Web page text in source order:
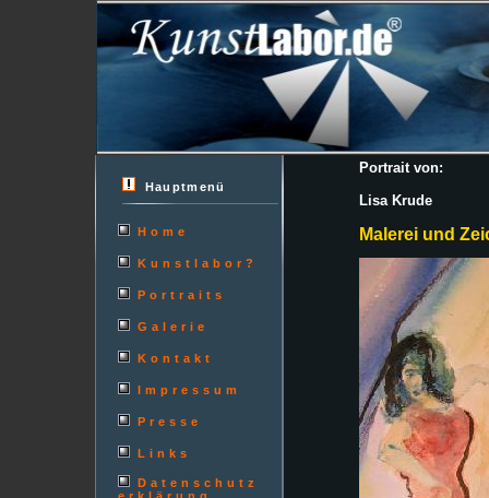
Hauptmenü
Home
Kunstlabor?
Portraits
Galerie
Kontakt
Impressum
Presse
Links
Datenschutz
Portrait von:
Lisa Krude
Malerei und